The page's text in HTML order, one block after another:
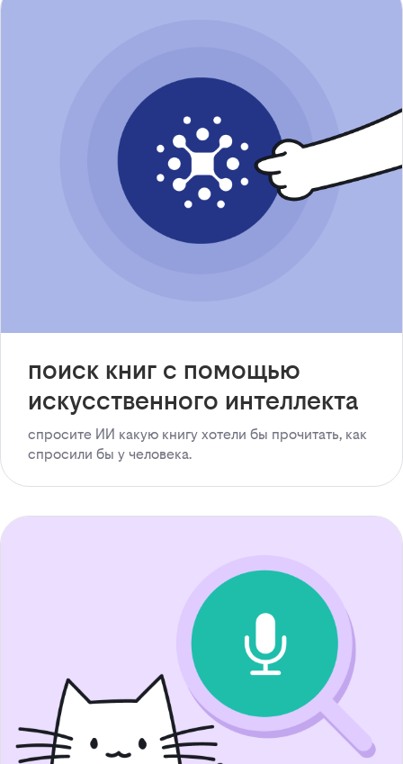
поиск книг с помощью
искусственного интеллекта
спросите ИИ какую книгу хотели бы прочитать, как
спросили бы у человека.